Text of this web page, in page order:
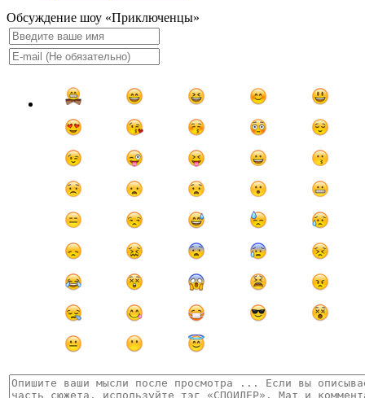
Обсуждение шоу «Приключенцы»